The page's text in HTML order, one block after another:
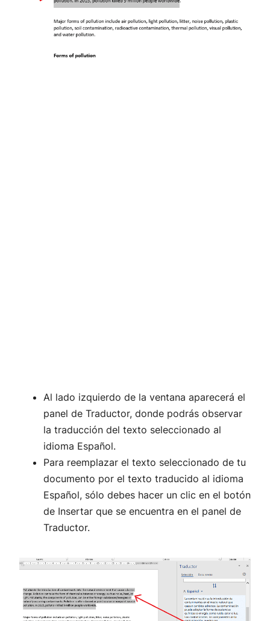
Al lado izquierdo de la ventana aparecerá el
panel de Traductor, donde podrás observar
la traducción del texto seleccionado al
idioma Español.
Para reemplazar el texto seleccionado de tu
documento por el texto traducido al idioma
Español, sólo debes hacer un clic en el botón
de Insertar que se encuentra en el panel de
Traductor.